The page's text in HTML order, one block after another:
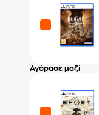
Αγόρασε μαζί